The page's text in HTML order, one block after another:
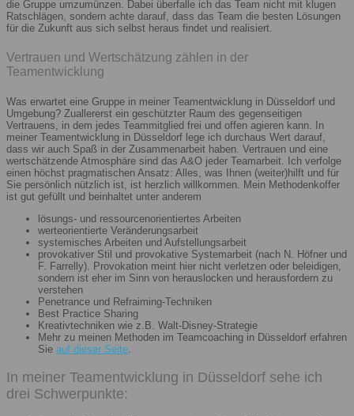
die Gruppe umzumünzen. Dabei überfalle ich das Team nicht mit klugen
Ratschlägen, sondern achte darauf, dass das Team die besten Lösungen
für die Zukunft aus sich selbst heraus findet und realisiert.
Vertrauen und Wertschätzung zählen in der
Teamentwicklung
Was erwartet eine Gruppe in meiner Teamentwicklung in Düsseldorf und
Umgebung? Zuallererst ein geschützter Raum des gegenseitigen
Vertrauens, in dem jedes Teammitglied frei und offen agieren kann. In
meiner Teamentwicklung in Düsseldorf lege ich durchaus Wert darauf,
dass wir auch Spaß in der Zusammenarbeit haben. Vertrauen und eine
wertschätzende Atmosphäre sind das A&O jeder Teamarbeit. Ich verfolge
einen höchst pragmatischen Ansatz: Alles, was Ihnen (weiter)hilft und für
Sie persönlich nützlich ist, ist herzlich willkommen. Mein Methodenkoffer
ist gut gefüllt und beinhaltet unter anderem
lösungs- und ressourcenorientiertes Arbeiten
werteorientierte Veränderungsarbeit
systemisches Arbeiten und Aufstellungsarbeit
provokativer Stil und provokative Systemarbeit (nach N. Höfner und
F. Farrelly). Provokation meint hier nicht verletzen oder beleidigen,
sondern ist eher im Sinn von herauslocken und herausfordern zu
verstehen
Penetrance und Refraiming-Techniken
Best Practice Sharing
Kreativtechniken wie z.B. Walt-Disney-Strategie
Mehr zu meinen Methoden im Teamcoaching in Düsseldorf erfahren
Sie auf dieser Seite.
In meiner Teamentwicklung in Düsseldorf sehe ich
drei Schwerpunkte: